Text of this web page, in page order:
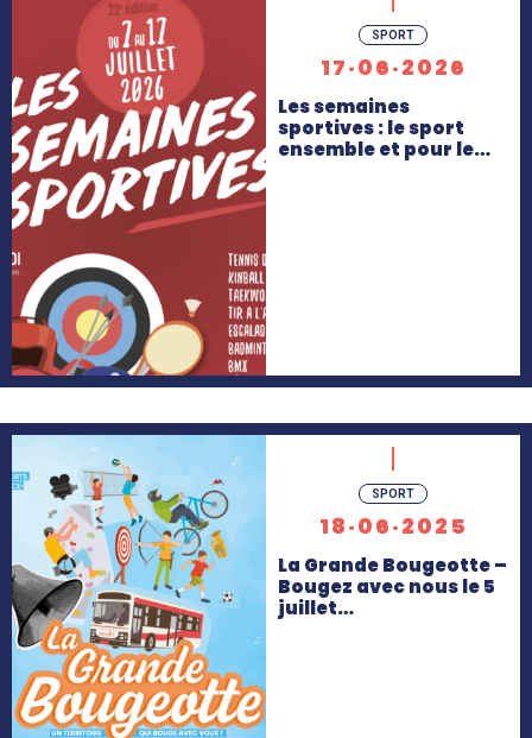
SPORT
17·06·2026
Les semaines
sportives : le sport
ensemble et pour le…
savoir
+
SPORT
18·06·2025
La Grande Bougeotte –
Bougez avec nous le 5
juillet…
En
savoir
+